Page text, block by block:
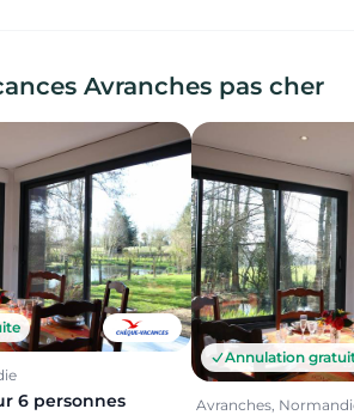
Avranches pas cher
6 personnes
Annulation
Avranches,